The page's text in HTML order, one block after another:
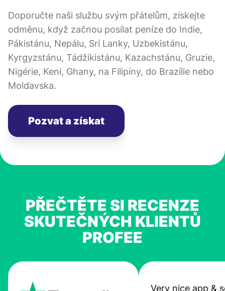
Doporučte naši službu svým přátelům, získejte
odměnu, když začnou posílat peníze do Indie,
Pákistánu, Nepálu, Srí Lanky, Uzbekistánu,
Kyrgyzstánu, Tádžikistánu, Kazachstánu, Gruzie,
Nigérie, Keni, Ghany, na Filipíny, do Brazílie nebo
Moldavska.
Pozvat a získat
PŘEČTĚTE SI RECENZE
SKUTEČNÝCH KLIENTŮ
PROFEE
Very nice app &